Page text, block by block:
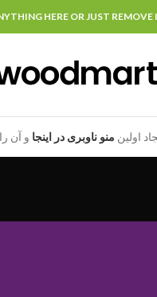
HERE OR JUST REMOVE
اولین منو ناوبری در اینجا و آن